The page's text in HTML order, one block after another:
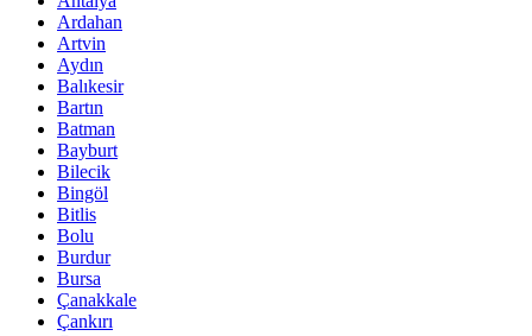
Ardahan
Artvin
Aydın
Balıkesir
Bartın
Batman
Bayburt
Bilecik
Bingöl
Bitlis
Bolu
Burdur
Bursa
Çanakkale
Çankırı